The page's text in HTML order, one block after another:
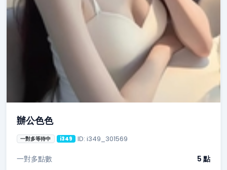
辦公色色
一對多等待中 i349 ID: i349_301569
一對多點數
5 點